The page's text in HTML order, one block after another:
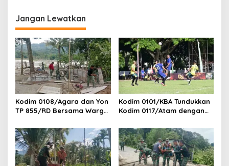
a
s
i
p
o
s
Jangan Lewatkan
Kodim 0108/Agara dan Yon
TP 855/RD Bersama Warga
Jembatan Gantung di Ds.
Lawe Ger Ger, Aceh
Tenggara
Kodim 0101/KBA Tundukkan
Kodim 0117/Atam dengan
Pangdam IM Cup 2026